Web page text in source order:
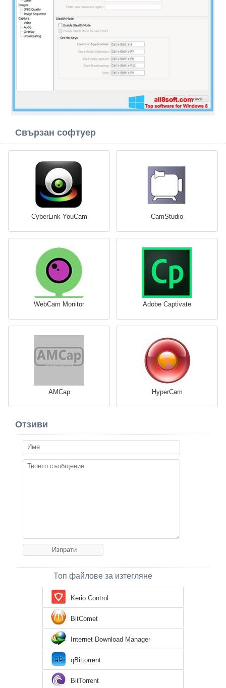
Свързан софтуер
CyberLink YouCam CamStudio
WebCam Monitor Adobe Captivate
AMCap HyperCam
Отзиви
Топ файлове за изтегляне
Kerio Control
BitComet
Internet Download Manager
qBittorrent
BitTorrent